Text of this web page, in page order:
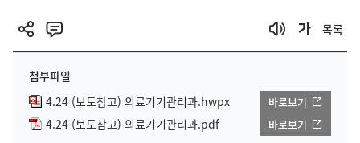
목록
첨부파일
4.24 (보도참고) 의료기기관리과.hwpx
바로보기
4.24 (보도참고) 의료기기관리과.pdf 바로보기